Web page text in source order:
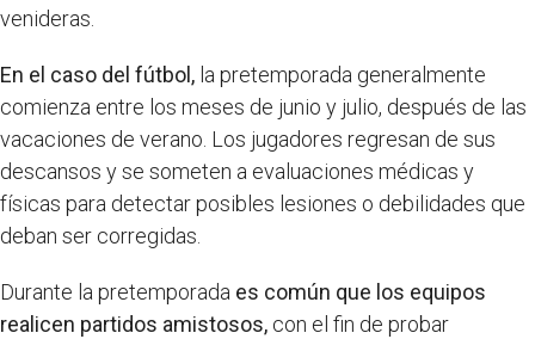
venideras.
En el caso del fútbol, la pretemporada generalmente
comienza entre los meses de junio y julio, después de las
vacaciones de verano. Los jugadores regresan de sus
descansos y se someten a evaluaciones médicas y
físicas para detectar posibles lesiones o debilidades que
deban ser corregidas.
Durante la pretemporada es común que los equipos
realicen partidos amistosos, con el fin de probar